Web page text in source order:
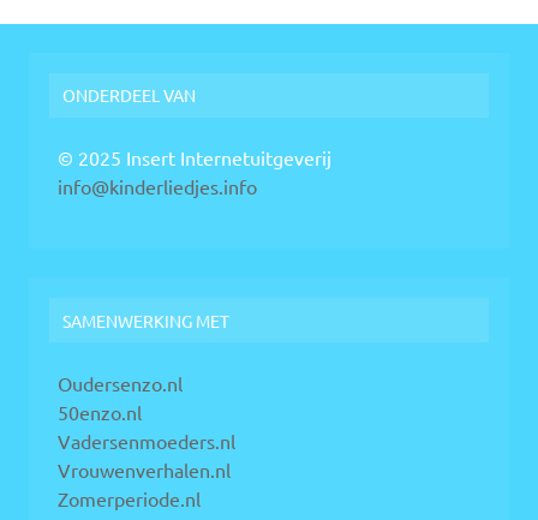
ONDERDEEL VAN
© 2025 Insert Internetuitgeverij
info@kinderliedjes.info
SAMENWERKING MET
Oudersenzo.nl
50enzo.nl
Vadersenmoeders.nl
Vrouwenverhalen.nl
Zomerperiode.nl